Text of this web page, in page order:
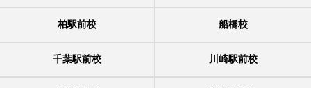
柏駅前校 船橋校
千葉駅前校 川崎駅前校